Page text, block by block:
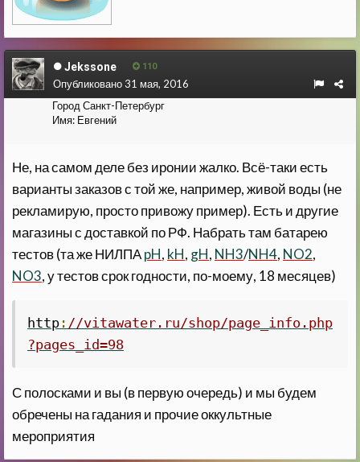
Jekssone 110
Город Санкт-Петербург
Имя: Евгений
Опубликовано31 мая, 2016
Не, на самом деле без иронии жалко. Всё-таки есть
варианты заказов с той же, например, живой воды (не
рекламирую, просто привожу пример). Есть и другие
магазины с доставкой по РФ. Набрать там батарею
тестов (та же НИЛПАpH, kH, gH, NH3/NH4, NO2,
NO3, у тестов срок годности, по-моему, 18 месяцев)
http : //vitawater.ru/shop/page_info.php
?pages_id=98
С полосками и вы (в первую очередь) и мы будем
обречены на гадания и прочие оккультные
мероприятия